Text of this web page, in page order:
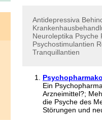
Antidepressiva
Neuroleptika Psyche
Psychostimulantien
Tranquillantien
Ein
Arzneimittel?;
die Psyche des
Störungen und